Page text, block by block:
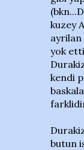
kuzey
yok
kendi
butun